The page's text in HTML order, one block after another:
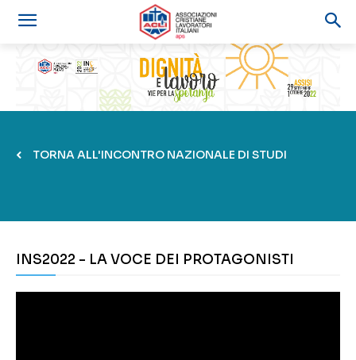
TORNA ALL'INCONTRO NAZIONALE DI STUDI
INS2022 - LA VOCE DEI PROTAGONISTI